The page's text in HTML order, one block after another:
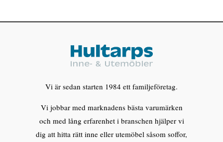
Vi är sedan starten 1984 ett familjeföretag.
Vi jobbar med marknadens bästa varumärken
och med lång erfarenhet i branschen hjälper vi
dig att hitta rätt inne eller utemöbel såsom soffor,